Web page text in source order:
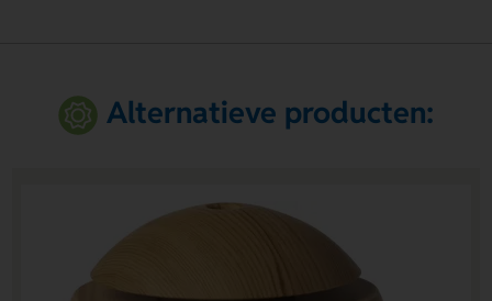
Alternatieve producten: